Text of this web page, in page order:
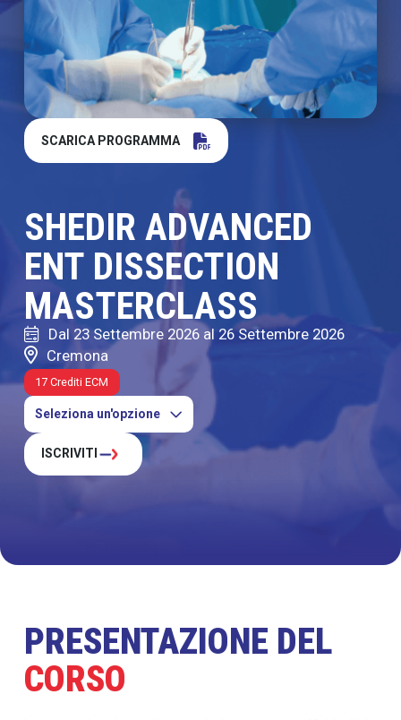
SCARICA PROGRAMMA
SHEDIR ADVANCED
ENT DISSECTION
MASTERCLASS
Dal 23 Settembre 2026al 26 Settembre 2026
Cremona
17 Crediti ECM
Seleziona un'opzione
ISCRIVITI
PRESENTAZIONE DEL
CORSO